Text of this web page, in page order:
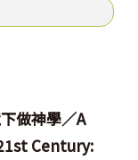
做神學／A
Century: